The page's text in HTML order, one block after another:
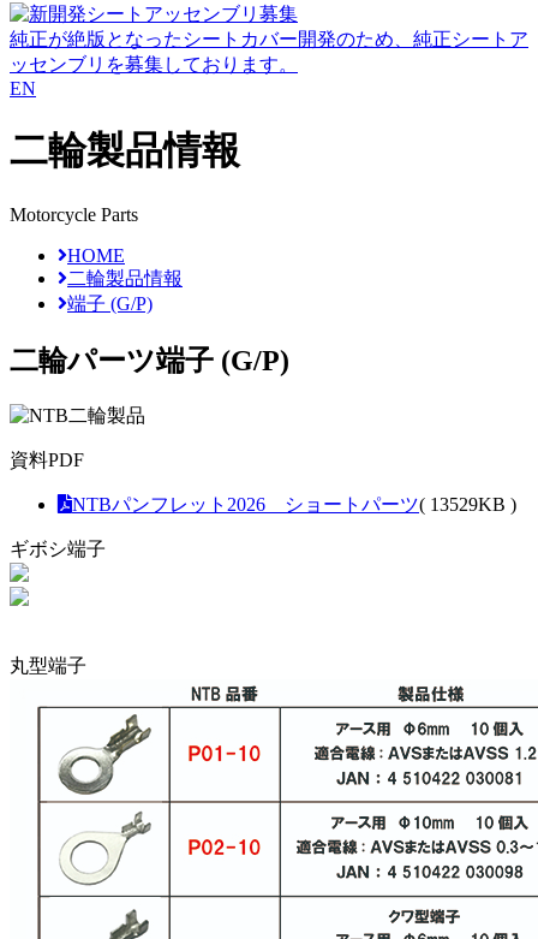
純正が絶版となったシートカバー開発のため、純正シートア
ッセンブリを募集しております。
EN
二輪製品情報
Motorcycle Parts
HOME
二輪製品情報
端子 (G/P)
二輪パーツ端子 (G/P)
資料PDF
NTBパンフレット2026 ショートパーツ( 13529KB )
ギボシ端子
丸型端子